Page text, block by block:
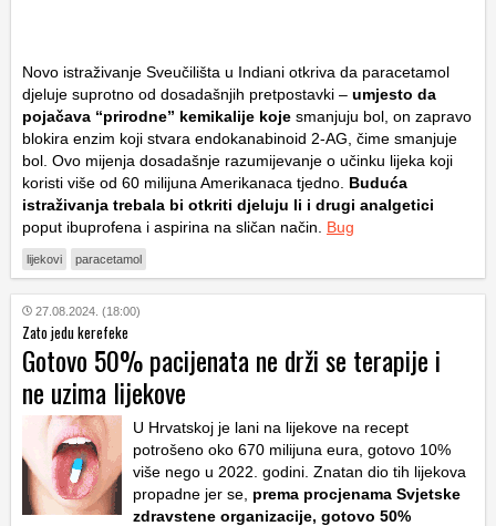
Novo istraživanje Sveučilišta u Indiani otkriva da paracetamol
djeluje suprotno od dosadašnjih pretpostavki – umjesto da
pojačava “prirodne” kemikalije koje smanjuju bol, on zapravo
blokira enzim koji stvara endokanabinoid 2-AG, čime smanjuje
bol. Ovo mijenja dosadašnje razumijevanje o učinku lijeka koji
koristi više od 60 milijuna Amerikanaca tjedno. Buduća
istraživanja trebala bi otkriti djeluju li i drugi analgetici
poput ibuprofena i aspirina na sličan način. Bug
lijekovi paracetamol
27.08.2024. (18:00)
Zato jedu kerefeke
Gotovo 50% pacijenata ne drži se terapije i
ne uzima lijekove
U Hrvatskoj je lani na lijekove na recept
potrošeno oko 670 milijuna eura, gotovo 10%
više nego u 2022. godini. Znatan dio tih lijekova
propadne jer se, prema procjenama Svjetske
zdravstene organizacije, gotovo 50%